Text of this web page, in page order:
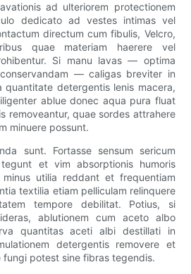
ad ulteriorem protectionem
dedicato ad vestes intimas vel
directum cum fibulis, Velcro,
quae materiam haerere vel
Si manu lavas — optima
— caligas breviter in
detergentis lenis macera,
ablue donec aqua pura fluat
removeantur, quae sordes attrahere
minuere possunt.
sunt. Fortasse sensum sericum
et vim absorptionis humoris
utilia reddant et frequentiam
textilia etiam pelliculam relinquere
tempore debilitat. Potius, si
ablutionem cum aceto albo
quantitas aceti albi destillati in
detergentis removere et
fungi potest sine fibras tegendis.